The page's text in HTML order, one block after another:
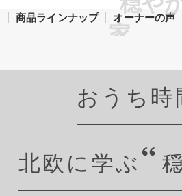
商品ラインナップ オーナーの声
おうち時
北欧に学ぶ